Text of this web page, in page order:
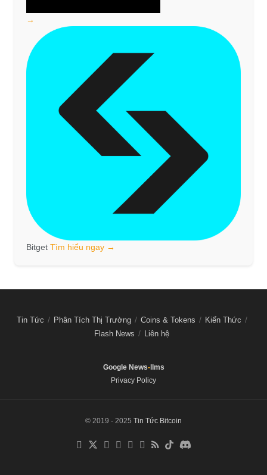
→
Bitget Tìm hiểu ngay →
Tin Tức Phân Tích Thị Trường Coins & Tokens
Kiến Thức
Flash News
Liên hệ
Google News-llms
Privacy Policy
© 2019 - 2025 Tin Tức Bitcoin